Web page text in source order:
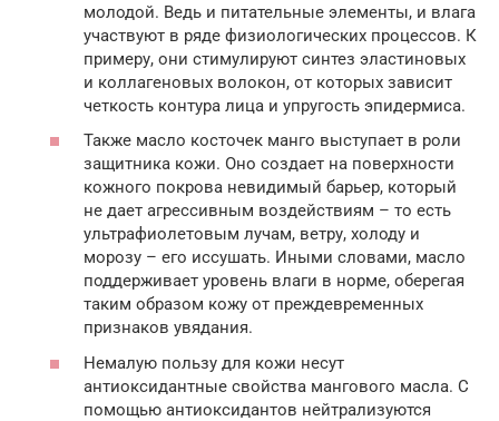
молодой. Ведь и питательные элементы, и влага
участвуют в ряде физиологических процессов. К
примеру, они стимулируют синтез эластиновых
и коллагеновых волокон, от которых зависит
четкость контура лица и упругость эпидермиса.
Также масло косточек манго выступает в роли
защитника кожи. Оно создает на поверхности
кожного покрова невидимый барьер, который
не дает агрессивным воздействиям – то есть
ультрафиолетовым лучам, ветру, холоду и
морозу – его иссушать. Иными словами, масло
поддерживает уровень влаги в норме, оберегая
таким образом кожу от преждевременных
признаков увядания.
Немалую пользу для кожи несут
антиоксидантные свойства мангового масла. С
помощью антиоксидантов нейтрализуются